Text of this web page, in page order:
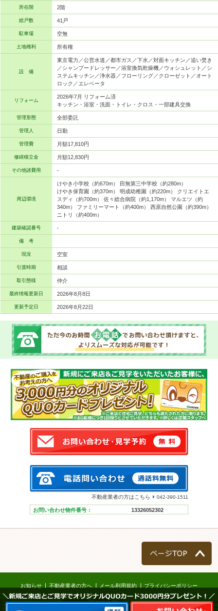
所在階 2階
総戸数 41戸
駐車場 空無
土地権利 所有権
設 備
東京電力／公営水道／都市ガス／下水／対面キッチン／追い焚き
／シャンプードレッサー／浴室換気乾燥機／ウォシュレット／シ
ステムキッチン／浄水器／フローリング／クローゼット／オート
ロック／エレベータ
リフォーム
2026年7月 リフォーム済
キッチン・浴室・洗面・トイレ・クロス・一部建具交換
管理形態 全部委託
管理人 日勤
管理費 月額17,810円
修繕積立金 月額12,830円
その他諸費用 -
周辺環境
けやき小学校（約670m） 田無第三中学校（約280m）
けやき保育園（約370m） 明成幼稚園（約220m） クリエイトエ
スディ（約700m） 佐々総合病院（約1,170m） マルエツ（約
340m） ファミリーマート（約400m） 西原自然公園（約390m）
ニトリ（約400m）
建築確認番号 -
備 考
現況 空室
引渡時期 相談
取引態様 仲介
最終情報更新日 2026年8月8日
更新予定日 2026年8月22日
不動産業者の方はこちら 042-390-1511
お問い合わせ物件番号： 13326052302
＼新規ご来店とご見学でオリジナルQUOカード3000円分プレゼント！／
お知らせ 不動産業者の方へ メール利用規約 プライバシーポリシー